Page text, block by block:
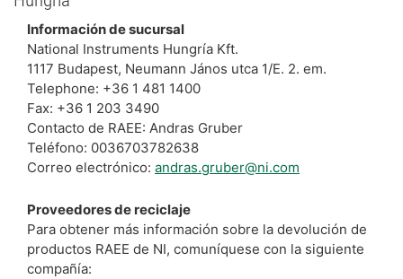
Información de sucursal
National Instruments Hungría Kft.
1117 Budapest, Neumann János utca 1/E. 2. em.
Telephone: +36 1 481 1400
Fax: +36 1 203 3490
Contacto de RAEE: Andras Gruber
Teléfono: 0036703782638
Correo electrónico: andras.gruber@ni.com
Proveedores de reciclaje
Para obtener más información sobre la devolución de
productos RAEE de NI, comuníquese con la siguiente
compañía: